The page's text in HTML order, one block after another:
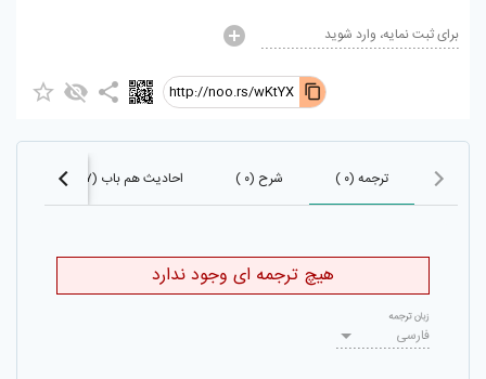
برای ثبت نمایه، وارد شوید
http://noo.rs/wKtYX
ترجمه (۰ ) شرح (۰ ) احادیث هم باب (۵۰۷)
هیچ ترجمه ای وجود ندارد
فارسی
زبان ترجمه